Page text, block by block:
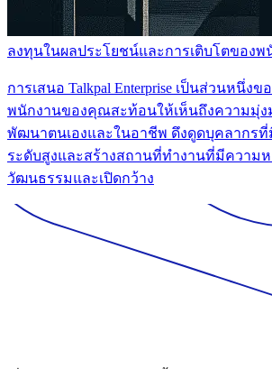
ลงทุนในผลประโยชน์และการเติบโตของพ
การเสนอ Talkpal Enterprise เป็นส่วนหนึ่ง
พนักงานของคุณสะท้อนให้เห็นถึงความมุ่
พัฒนาตนเองและในอาชีพ ดึงดูดบุคลากร
ระดับสูงและสร้างสถานที่ทำงานที่มีความ
วัฒนธรรมและเปิดกว้าง